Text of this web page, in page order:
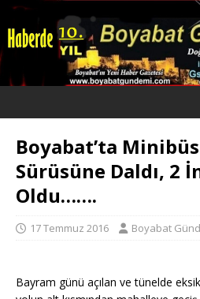
Boyabat’ta
Sürüsüne Daldı, 2
Oldu…….
17 Temmuz 2016 Boyabat
Bayram günü açılan ve tünelde